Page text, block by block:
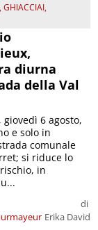
,GHIACCIAI,
diurna
della Val
di
Erika David
giovedì 6 agosto,
e solo in
comunale
si riduce lo
in